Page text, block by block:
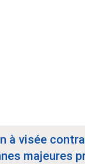
à visée
majeures